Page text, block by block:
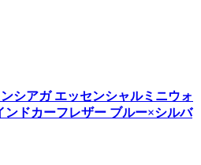
シアガ エッセンシャルミニウォ
ンドカーフレザー ブルー×シルバ